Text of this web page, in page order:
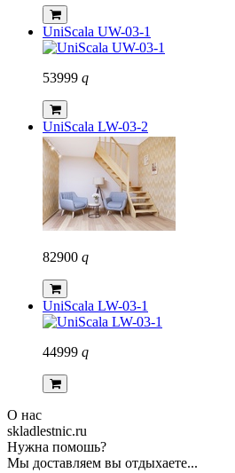
UniScala UW-03-1
53999 q
UniScala LW-03-2
82900 q
UniScala LW-03-1
44999 q
О нас
skladlestnic.ru
Нужна помошь?
Мы доставляем вы отдыхаете...